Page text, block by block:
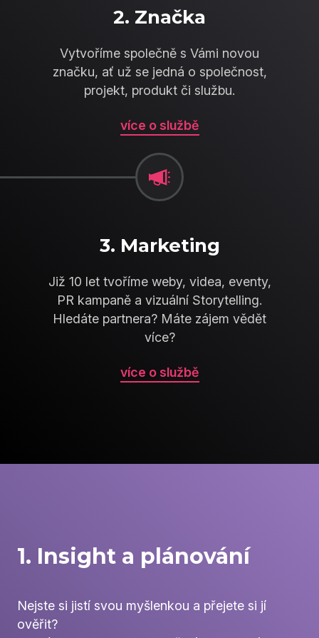
2. Značka
Vytvoříme společně s Vámi novou
značku, ať už se jedná o společnost,
projekt, produkt či službu.
více o službě
3. Marketing
Již 10 let tvoříme weby, videa, eventy,
PR kampaně a vizuální Storytelling.
Hledáte partnera? Máte zájem vědět
více?
více o službě
1. Insight a plánování
Nejste si jistí svou myšlenkou a přejete si jí
ověřit?